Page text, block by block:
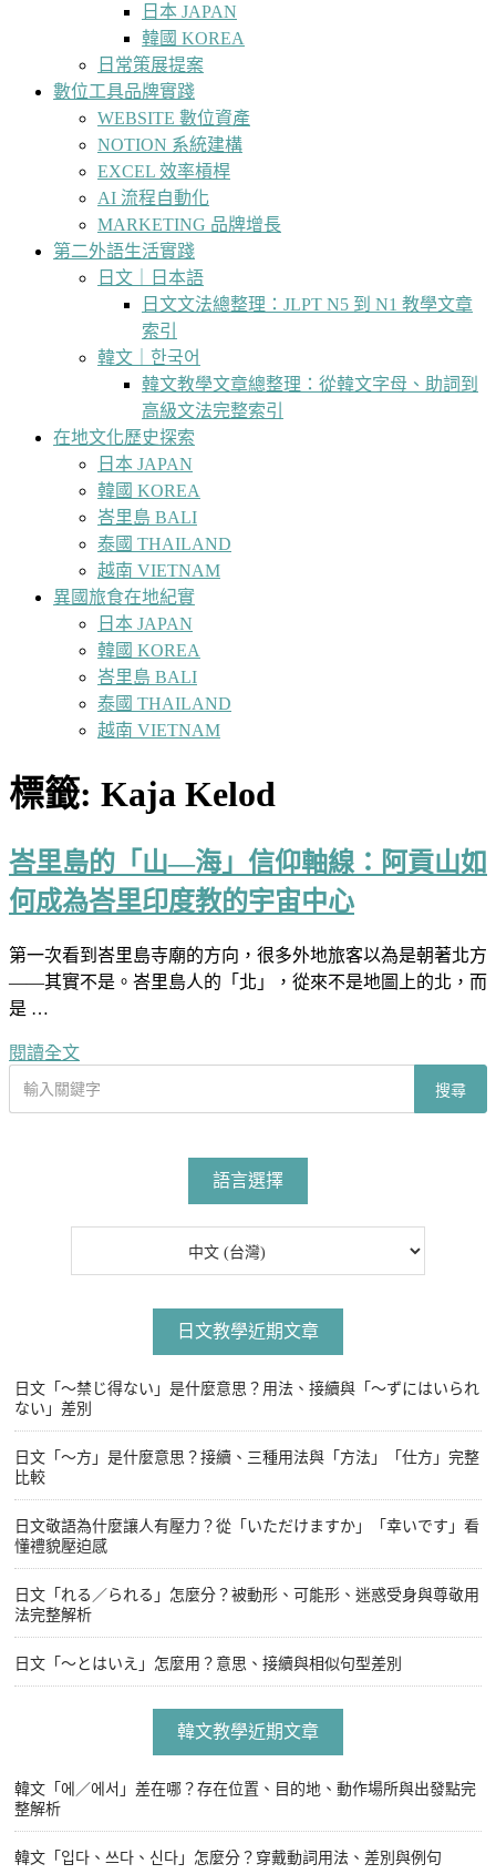
日本 JAPAN
韓國 KOREA
日常策展提案
數位工具品牌實踐
WEBSITE 數位資產
NOTION 系統建構
EXCEL 效率槓桿
AI 流程自動化
MARKETING 品牌增長
第二外語生活實踐
日文｜日本語
日文文法總整理：JLPT N5 到 N1 教學文章
索引
韓文｜한국어
韓文教學文章總整理：從韓文字母、助詞到
高級文法完整索引
在地文化歷史探索
日本 JAPAN
韓國 KOREA
峇里島 BALI
泰國 THAILAND
越南 VIETNAM
異國旅食在地紀實
日本 JAPAN
韓國 KOREA
峇里島 BALI
泰國 THAILAND
越南 VIETNAM
標籤: Kaja Kelod
峇里島的「山—海」信仰軸線：阿貢山如
何成為峇里印度教的宇宙中心
第一次看到峇里島寺廟的方向，很多外地旅客以為是朝著北方
——其實不是。峇里島人的「北」，從來不是地圖上的北，而
是 …
閱讀全文
搜尋
語言選擇
日文教學近期文章
日文「〜禁じ得ない」是什麼意思？用法、接續與「〜ずにはいられ
ない」差別
日文「〜方」是什麼意思？接續、三種用法與「方法」「仕方」完整
比較
日文敬語為什麼讓人有壓力？從「いただけますか」「幸いです」看
懂禮貌壓迫感
日文「れる／られる」怎麼分？被動形、可能形、迷惑受身與尊敬用
法完整解析
日文「〜とはいえ」怎麼用？意思、接續與相似句型差別
韓文教學近期文章
韓文「에／에서」差在哪？存在位置、目的地、動作場所與出發點完
整解析
韓文「입다、쓰다、신다」怎麼分？穿戴動詞用法、差別與例句